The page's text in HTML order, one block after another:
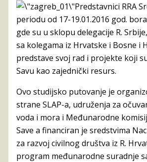
Predstavnici RRA
periodu od 17-19.01.2016 god.
gde su u sklopu delegacije R.
sa kolegama iz Hrvatske i Bosne i
predstave svoj rad i projekte koji
Savu kao zajednički resurs.
Ovo studijsko putovanje je
strane SLAP-a, udruženja za
voda i mora i Međunarodne
Save a financiran je sredstvima
za razvoj civilnog društva iz R.
program međunarodne suradnje